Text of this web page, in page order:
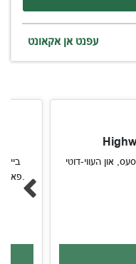
עפנט אן אקאונט
און העווי-דוטי